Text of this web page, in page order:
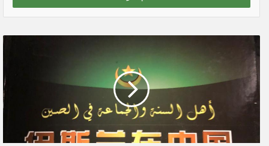
ب
ي
إ